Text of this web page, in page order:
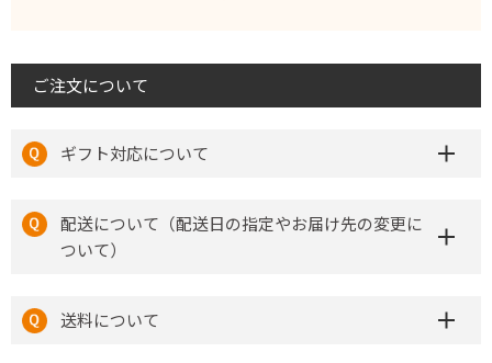
ご注文について
ギフト対応について
配送について（配送日の指定やお届け先の変更に
ついて）
送料について